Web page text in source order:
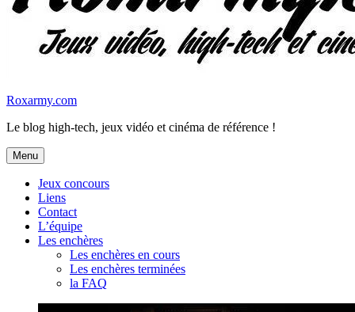
Roxarmy.com
Le blog high-tech, jeux vidéo et cinéma de référence !
Menu Aller
au
contenu
Jeux concours
Liens
Contact
L’équipe
Les enchères
Les enchères en cours
Les enchères terminées
la FAQ